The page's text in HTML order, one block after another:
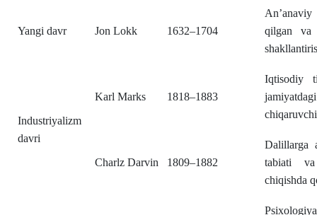
Yangi davr Jon Lokk 1632–1704
qilgan va
Industriyalizm
davri
Karl Marks 1818–1883
Iqtisodiy
Charlz Darvin 1809–1882
Dalillarga
tabiati
chiqishda